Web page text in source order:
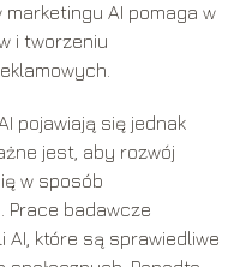
AI pomaga w
i tworzeniu
pojawiają się jednak
jest, aby rozwój
w sposób
Prace badawcze
AI, które są sprawiedliwe